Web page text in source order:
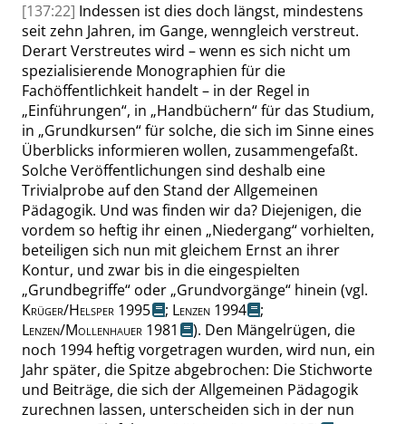
[137:22] Indessen ist dies doch längst, mindestens
seit zehn Jahren, im Gange, wenngleich verstreut.
Derart Verstreutes wird – wenn es sich nicht um
spezialisierende Monographien für die
Fachöffentlichkeit handelt – in der Regel in
„Einführungen“, in „Handbüchern“für das Studium,
in „Grundkursen“für solche, die sich im Sinne eines
Überblicks informieren wollen, zusammengefaßt.
Solche Veröffentlichungen sind deshalb eine
Trivialprobe auf den Stand der Allgemeinen
Pädagogik. Und was finden wir da? Diejenigen, die
vordem so heftig ihr einen „Niedergang“vorhielten,
beteiligen sich nun mit gleichem Ernst an ihrer
Kontur, und zwar bis in die eingespielten
„Grundbegriffe“ oder „Grundvorgänge“ hinein (vgl.
Krüger/Helsper 1995 ; Lenzen1994
;
Lenzen/Mollenhauer 1981
). Den Mängelrügen, die
noch 1994 heftig vorgetragen wurden, wird nun, ein
Jahr später, die Spitze abgebrochen: Die Stichworte
und Beiträge, die sich der Allgemeinen Pädagogik
zurechnen lassen, unterscheiden sich in der nun